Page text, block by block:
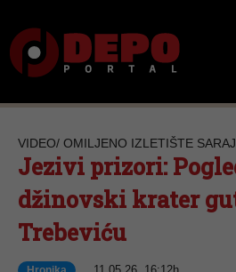
VIDEO/ OMILJENO IZLETIŠTE
Jezivi prizori:
džinovski krater
Trebeviću